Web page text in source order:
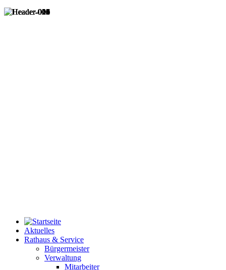
Aktuelles
Rathaus & Service
Bürgermeister
Verwaltung
Mitarbeiter